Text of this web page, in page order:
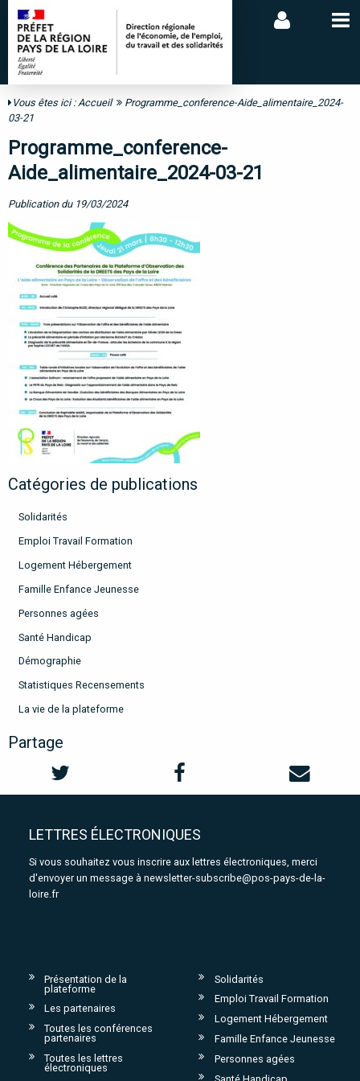
Vous êtes ici :Accueil
Programme_conference-Aide_alimentaire_2024-
03-21
Programme_conference-
Aide_alimentaire_2024-03-21
Publication du 19/03/2024
Catégories de publications
Solidarités
Emploi Travail Formation
Logement Hébergement
Famille Enfance Jeunesse
Personnes agées
Santé Handicap
Démographie
Statistiques Recensements
La vie de la plateforme
Partage
LETTRES ÉLECTRONIQUES
Si vous souhaitez vous inscrire aux lettres électroniques, merci
d'envoyer un message à newsletter-subscribe@pos-pays-de-la-
loire.fr
Présentation de la
plateforme
Les partenaires
Toutes les conférences
partenaires
Toutes les lettres
électroniques
Solidarités
Emploi Travail Formation
Logement Hébergement
Famille Enfance Jeunesse
Personnes agées
Santé Handicap